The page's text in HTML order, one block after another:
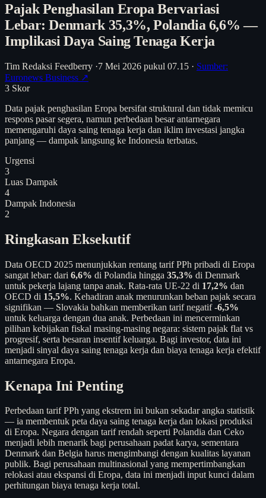
Pajak Penghasilan Eropa Bervariasi
Lebar: Denmark 35,3%, Polandia 6,6% —
Implikasi Daya Saing Tenaga Kerja
Tim Redaksi Feedberry ·7 Mei 2026 pukul 07.15 · Sumber:
Euronews Business ↗
3 Skor
Data pajak penghasilan Eropa bersifat struktural dan tidak memicu
respons pasar segera, namun perbedaan besar antarnegara
memengaruhi daya saing tenaga kerja dan iklim investasi jangka
panjang — dampak langsung ke Indonesia terbatas.
Urgensi
3
Luas Dampak
4
Dampak Indonesia
2
Ringkasan Eksekutif
Data OECD 2025 menunjukkan rentang tarif PPh pribadi di Eropa
sangat lebar: dari 6,6% di Polandia hingga 35,3% di Denmark
untuk pekerja lajang tanpa anak. Rata-rata UE-22 di 17,2% dan
OECD di 15,5%. Kehadiran anak menurunkan beban pajak secara
signifikan — Slovakia bahkan memberikan tarif negatif -6,5%
untuk keluarga dengan dua anak. Perbedaan ini mencerminkan
pilihan kebijakan fiskal masing-masing negara: sistem pajak flat vs
progresif, serta besaran insentif keluarga. Bagi investor, data ini
menjadi sinyal daya saing tenaga kerja dan biaya tenaga kerja efektif
antarnegara Eropa.
Kenapa Ini Penting
Perbedaan tarif PPh yang ekstrem ini bukan sekadar angka statistik
— ia membentuk peta daya saing tenaga kerja dan lokasi produksi
di Eropa. Negara dengan tarif rendah seperti Polandia dan Ceko
menjadi lebih menarik bagi perusahaan padat karya, sementara
Denmark dan Belgia harus mengimbangi dengan kualitas layanan
publik. Bagi perusahaan multinasional yang mempertimbangkan
relokasi atau ekspansi di Eropa, data ini menjadi input kunci dalam
perhitungan biaya tenaga kerja total.